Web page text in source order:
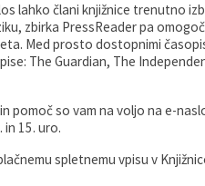
lahko člani knjižnice trenutno
zbirka PressReader pa
Med prosto dostopnimi
The Guardian, The
pomoč so vam na voljo na e-
in 15. uro.
spletnemu vpisu v